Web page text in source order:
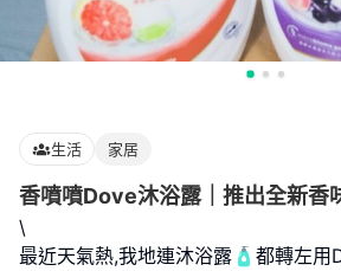
生活 家居
香噴噴Dove沐浴露｜推出全新香
\
最近天氣熱,我地連沐浴露🧴都轉左